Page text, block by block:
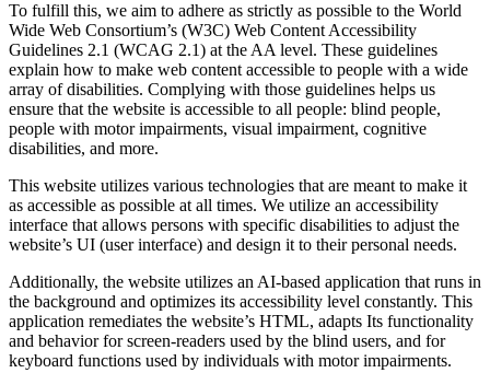
To fulfill this, we aim to adhere as strictly as possible to the World
Wide Web Consortium’s (W3C) Web Content Accessibility
Guidelines 2.1 (WCAG 2.1) at the AA level. These guidelines
explain how to make web content accessible to people with a wide
array of disabilities. Complying with those guidelines helps us
ensure that the website is accessible to all people: blind people,
people with motor impairments, visual impairment, cognitive
disabilities, and more.
This website utilizes various technologies that are meant to make it
as accessible as possible at all times. We utilize an accessibility
interface that allows persons with specific disabilities to adjust the
website’s UI (user interface) and design it to their personal needs.
Additionally, the website utilizes an AI-based application that runs in
the background and optimizes its accessibility level constantly. This
application remediates the website’s HTML, adapts Its functionality
and behavior for screen-readers used by the blind users, and for
keyboard functions used by individuals with motor impairments.